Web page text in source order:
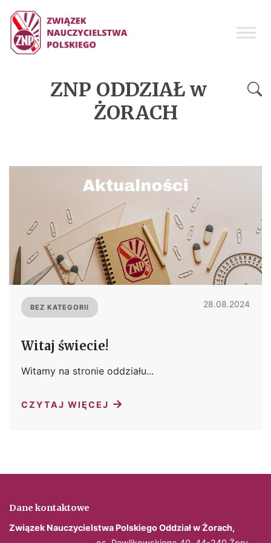
ZNP ODDZIAŁ w
ŻORACH
BEZ KATEGORII 28.08.2024
Witaj świecie!
Witamy na stronie oddziału...
CZYTAJ WIĘCEJ →
Dane kontaktowe
Związek Nauczycielstwa PolskiegoOddział w Żorach,